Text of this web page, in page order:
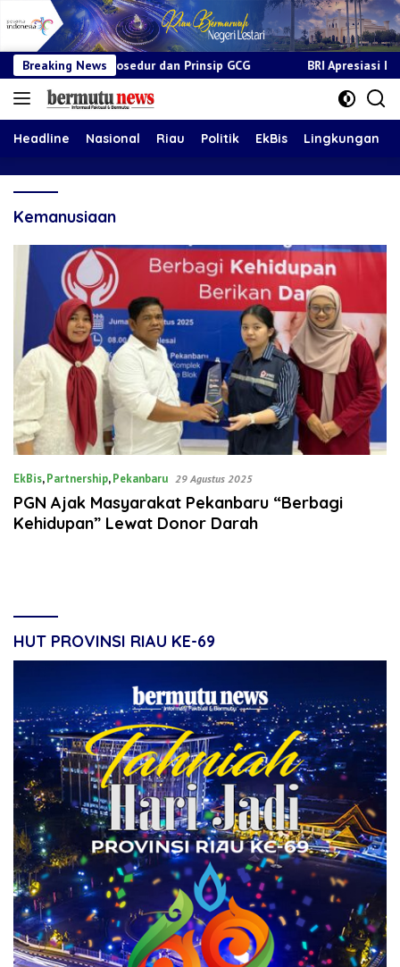
Breaking News
Prosedur dan Prinsip GCG BRI Apresiasi Layanan
Headline Nasional Riau Politik EkBis Lingkungan
Kemanusiaan
EkBis,Partnership,Pekanbaru 29 Agustus 2025
PGN Ajak Masyarakat Pekanbaru “Berbagi
Kehidupan” Lewat Donor Darah
HUT PROVINSI RIAU KE-69